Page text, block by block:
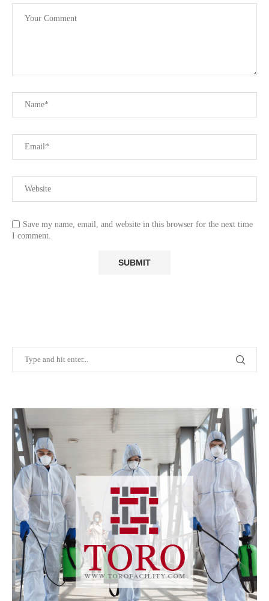
Save my name, email, and website in this browser for the next time
I comment.